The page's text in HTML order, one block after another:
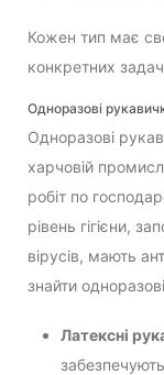
Кожен тип має
конкретних
Одноразові
Одноразові
харчовій
робіт по
рівень гігієни,
вірусів, мають
знайти
Латексні